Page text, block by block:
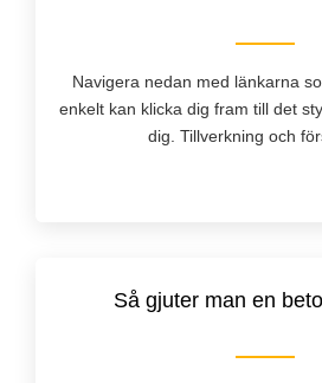
Navigera nedan med länkarna
enkelt kan klicka dig fram till det
dig. Tillverkning och
Så gjuter man en